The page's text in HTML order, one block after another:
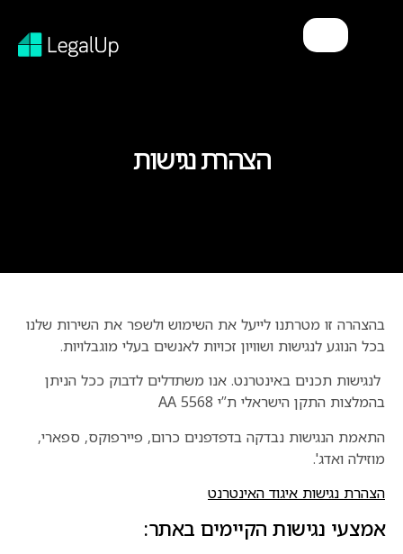
הצהרת נגישות
בהצהרה זו מטרתנו לייעל את השימוש ולשפר את השירות שלנו
בכל הנוגע לנגישות ושוויון זכויות לאנשים בעלי מוגבלויות.
לנגישות תכנים באינטרנט. אנו משתדלים לדבוק ככל הניתן
בהמלצות התקן הישראלי ת”י AA 5568
התאמת הנגישות נבדקה בדפדפנים כרום, פיירפוקס, ספארי,
מוזילה ואדג'.
הצהרת נגישות איגוד האינטרנט
אמצעי נגישות הקיימים באתר: